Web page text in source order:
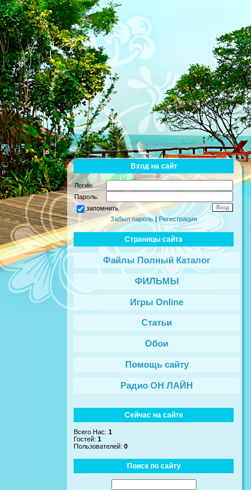
Вход на сайт
Логин:
Пароль:
запомнить
Забыл пароль|Регистрация
Страницы сайта
Файлы Полный Каталог
ФИЛЬМЫ
Игры Online
Статьи
Обои
Помощь сайту
Радио ОН ЛАЙН
Сейчас на сайте
Всего Нас: 1
Гостей: 1
Пользователей: 0
Поиск по сайту